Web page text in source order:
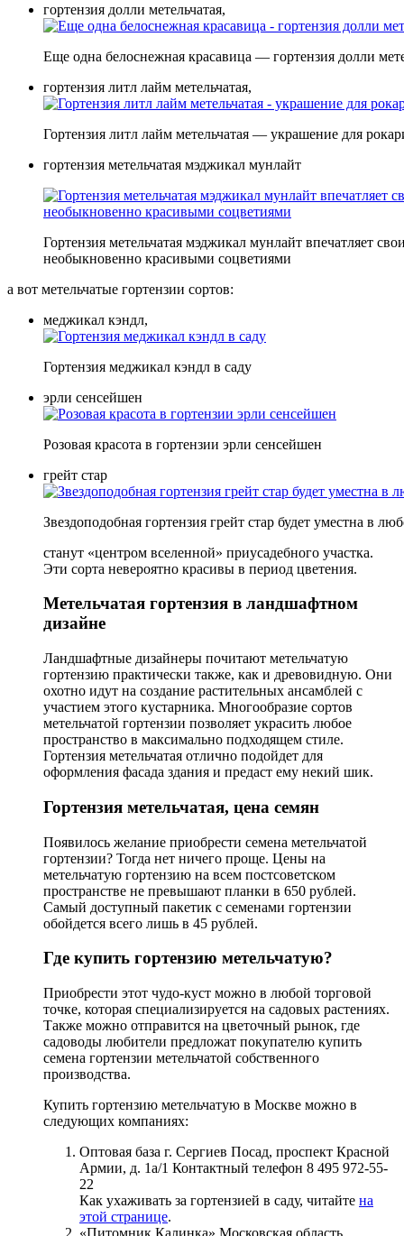
гортензия долли метельчатая,
Еще одна белоснежная красавица — гортензия долли
гортензия литл лайм метельчатая,
Гортензия литл лайм метельчатая — украшение для
гортензия метельчатая мэджикал мунлайт
Гортензия метельчатая мэджикал мунлайт впечатляет
необыкновенно красивыми соцветиями
а вот метельчатые гортензии сортов:
меджикал кэндл,
Гортензия меджикал кэндл в саду
эрли сенсейшен
Розовая красота в гортензии эрли сенсейшен
грейт стар
Звездоподобная гортензия грейт стар будет уместна в
станут «центром вселенной» приусадебного участка.
Эти сорта невероятно красивы в период цветения.
Метельчатая гортензия в ландшафтном
дизайне
Ландшафтные дизайнеры почитают метельчатую
гортензию практически также, как и древовидную. Они
охотно идут на создание растительных ансамблей с
участием этого кустарника. Многообразие сортов
метельчатой гортензии позволяет украсить любое
пространство в максимально подходящем стиле.
Гортензия метельчатая отлично подойдет для
оформления фасада здания и предаст ему некий шик.
Гортензия метельчатая, цена семян
Появилось желание приобрести семена метельчатой
гортензии? Тогда нет ничего проще. Цены на
метельчатую гортензию на всем постсоветском
пространстве не превышают планки в 650 рублей.
Самый доступный пакетик с семенами гортензии
обойдется всего лишь в 45 рублей.
Где купить гортензию метельчатую?
Приобрести этот чудо-куст можно в любой торговой
точке, которая специализируется на садовых растениях.
Также можно отправится на цветочный рынок, где
садоводы любители предложат покупателю купить
семена гортензии метельчатой собственного
производства.
Купить гортензию метельчатую в Москве можно в
следующих компаниях:
Оптовая база г. Сергиев Посад, проспект Красной
Армии, д. 1а/1 Контактный телефон 8 495 972-55-
22
Как ухаживать за гортензией в саду, читайте на
этой странице.
«Питомник Калинка» Московская область,